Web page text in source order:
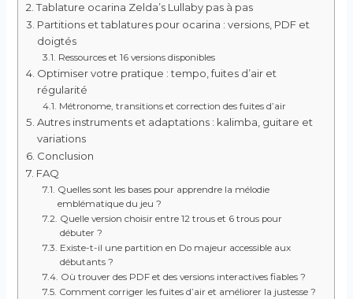
Tablature ocarina Zelda’s Lullaby pas à pas
Partitions et tablatures pour ocarina : versions, PDF et
doigtés
Ressources et 16 versions disponibles
Optimiser votre pratique : tempo, fuites d’air et
régularité
Métronome, transitions et correction des fuites d’air
Autres instruments et adaptations : kalimba, guitare et
variations
Conclusion
FAQ
Quelles sont les bases pour apprendre la mélodie
emblématique du jeu ?
Quelle version choisir entre 12 trous et 6 trous pour
débuter ?
Existe-t-il une partition en Do majeur accessible aux
débutants ?
Où trouver des PDF et des versions interactives fiables ?
Comment corriger les fuites d’air et améliorer la justesse ?